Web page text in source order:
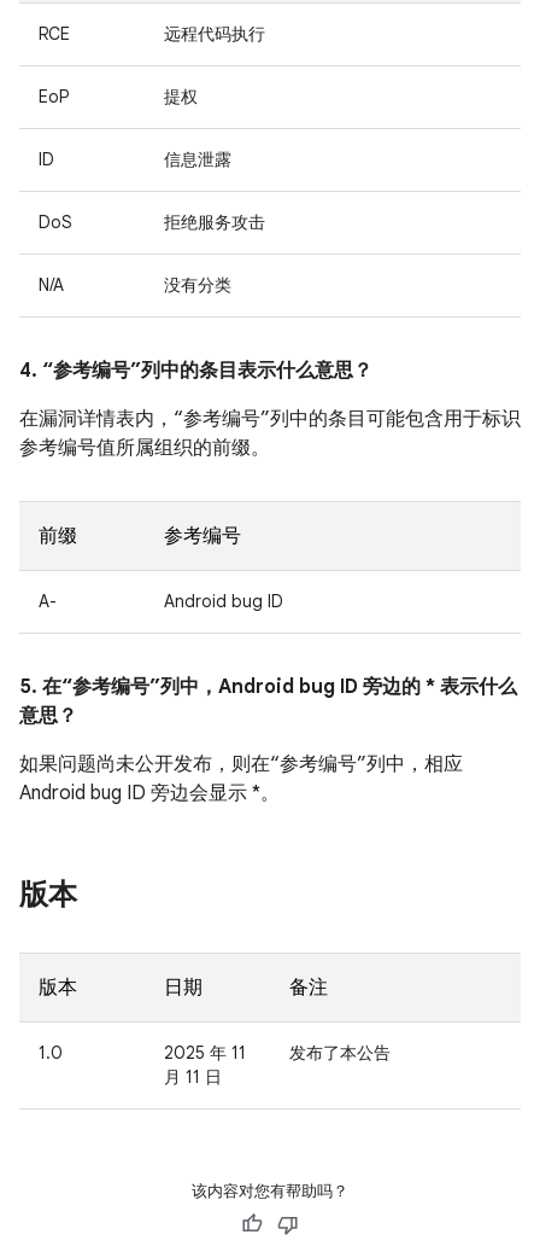
RCE 远程代码执行
EoP 提权
ID 信息泄露
DoS 拒绝服务攻击
N/A 没有分类
4. “参考编号”列中的条目表示什么意思？
在漏洞详情表内，“参考编号”列中的条目可能包含用于标识
参考编号值所属组织的前缀。
前缀 参考编号
A- Android bug ID
5. 在“参考编号”列中，Android bug ID 旁边的 * 表示什么
意思？
如果问题尚未公开发布，则在“参考编号”列中，相应
Android bug ID 旁边会显示 *。
版本
版本 日期 备注
1.0
2025 年 11
月 11 日
发布了本公告
该内容对您有帮助吗？